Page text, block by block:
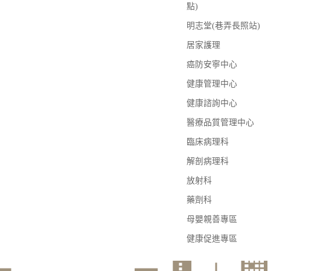
點)
明志堂(巷弄長照站)
居家護理
癌防安寧中心
健康管理中心
健康諮詢中心
醫療品質管理中心
臨床病理科
解剖病理科
放射科
藥劑科
母嬰親善專區
健康促進專區